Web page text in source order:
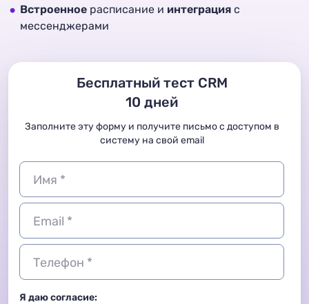
Встроенное расписание и интеграция с
мессенджерами
Бесплатный тест CRM
10 дней
Заполните эту форму и получите письмо с доступом в
систему на свой email
Имя *
Email *
Телефон *
Я даю согласие: